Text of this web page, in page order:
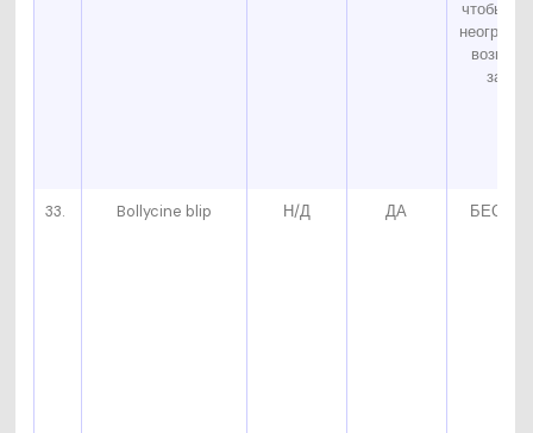
чтобы
33. Bollycine blip Н/Д ДА